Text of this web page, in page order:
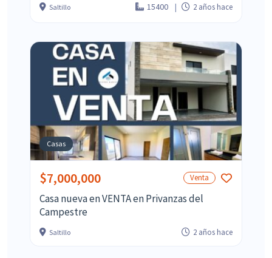
Saltillo 15400 2 años hace
Casas
$7,000,000 Venta
Casa nueva en VENTA en Privanzas del
Campestre
Saltillo 2 años hace